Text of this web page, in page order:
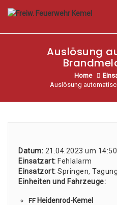
Auslösung
Home
Auslösung
Datum: 21.04.2023 um
Ein­satz­art: Fehl­alarm
Ein­satz­ort: Sprin­gen,
Ein­hei­ten und Fahr­zeu­ge:
FF Hei­den­rod-Kemel